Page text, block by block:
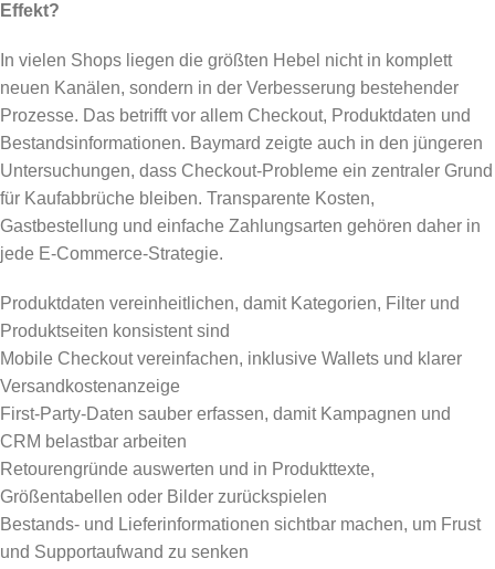
Effekt?
In vielen Shops liegen die größten Hebel nicht in komplett
neuen Kanälen, sondern in der Verbesserung bestehender
Prozesse. Das betrifft vor allem Checkout, Produktdaten und
Bestandsinformationen. Baymard zeigte auch in den jüngeren
Untersuchungen, dass Checkout-Probleme ein zentraler Grund
für Kaufabbrüche bleiben. Transparente Kosten,
Gastbestellung und einfache Zahlungsarten gehören daher in
jede E-Commerce-Strategie.
Produktdaten vereinheitlichen, damit Kategorien, Filter und
Produktseiten konsistent sind
Mobile Checkout vereinfachen, inklusive Wallets und klarer
Versandkostenanzeige
First-Party-Daten sauber erfassen, damit Kampagnen und
CRM belastbar arbeiten
Retourengründe auswerten und in Produkttexte,
Größentabellen oder Bilder zurückspielen
Bestands- und Lieferinformationen sichtbar machen, um Frust
und Supportaufwand zu senken